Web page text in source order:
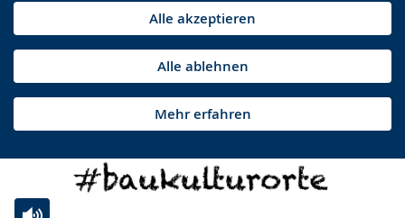
Alle akzeptieren
Alle ablehnen
Mehr erfahren